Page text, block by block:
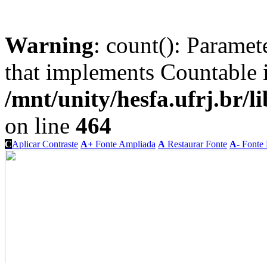
Warning: count():
that implements Countable
/mnt/unity/hesfa.ufrj.br/
on line 464
CAplicar Contraste A+ Fonte Ampliada A Restaurar Fonte A- Fonte